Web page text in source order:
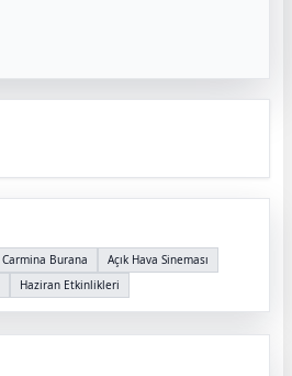
Carmina Burana
Açık Hava Sineması
Haziran Etkinlikleri